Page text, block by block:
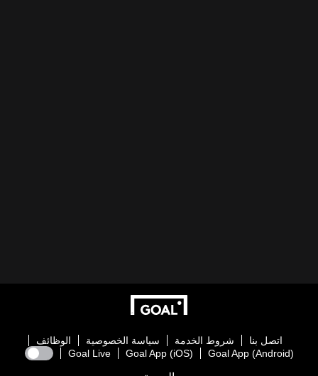
اتصل بنا شروط الخدمة سياسة الخصوصية
الوظائف
Goal App (Android)
Goal App (iOS)
Goal Live